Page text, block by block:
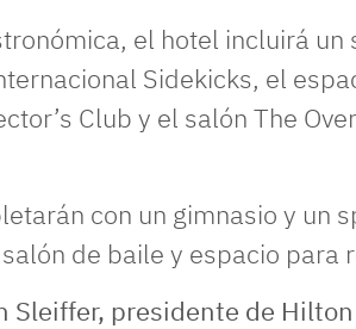
el hotel incluirá un
Sidekicks, el
Club y el salón The
con un gimnasio y un
de baile y espacio para
Sleiffer, presidente de